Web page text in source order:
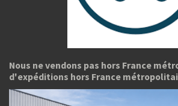
Nous ne vendons pas hors France
d'expéditions hors France